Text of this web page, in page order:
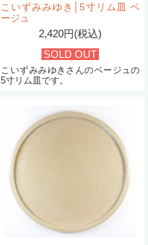
こいずみみゆき│5寸リム皿 ベ
ージュ
2,420円(税込)
SOLD OUT
こいずみみゆきさんのベージュの
5寸リム皿です。